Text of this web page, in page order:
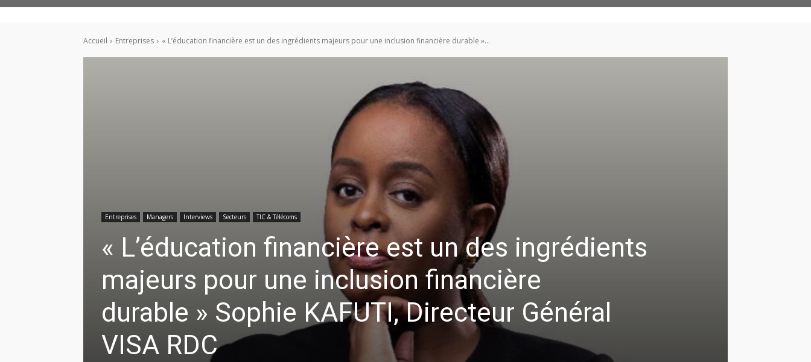
Accueil Entreprises « L’éducation financière est un des ingrédients majeurs pour une inclusion financière durable »...
Entreprises Managers Interviews Secteurs TIC & Télécoms
« L’éducation financière est un des ingrédients
majeurs pour une inclusion financière
durable » Sophie KAFUTI, Directeur Général
VISA RDC